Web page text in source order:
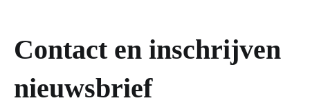
Contact en inschrijven
nieuwsbrief